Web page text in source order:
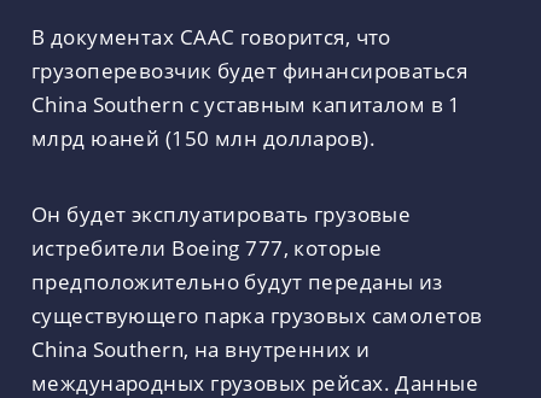
В документах CAAC говорится, что
грузоперевозчик будет финансироваться
China Southern с уставным капиталом в 1
млрд юаней (150 млн долларов).
Он будет эксплуатировать грузовые
истребители Boeing 777, которые
предположительно будут переданы из
существующего парка грузовых самолетов
China Southern, на внутренних и
международных грузовых рейсах. Данные